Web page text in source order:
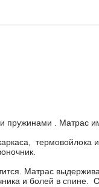
. Матрас
термовойлока
Матрас
и болей в